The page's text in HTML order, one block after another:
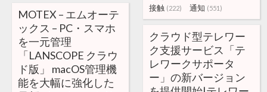
接触 (222) 通知 (551)
MOTEX – エムオーテ
ックス – PC・スマホ
を一元管理
「LANSCOPE クラウ
ド版」 macOS管理機
能を大幅に強化した
クラウド型テレワー
ク支援サービス「テ
レワークサポータ
ー」の新バージョン